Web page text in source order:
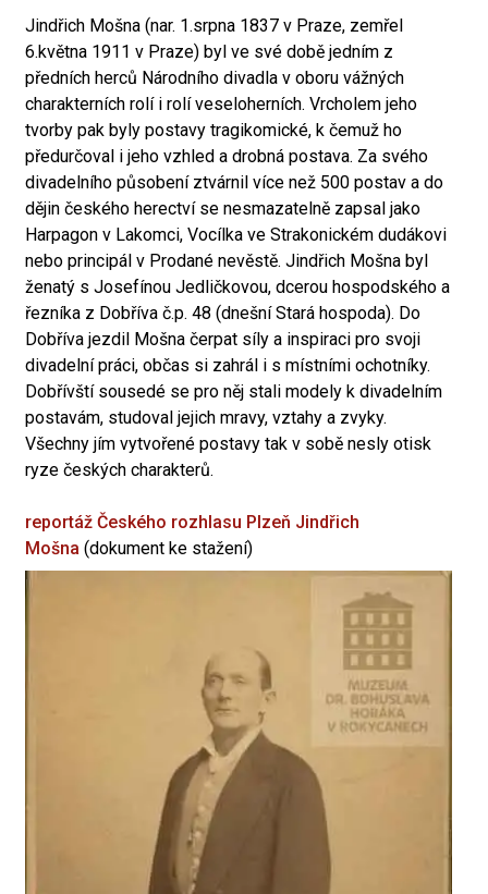
Jindřich Mošna (nar. 1.srpna 1837 v Praze, zemřel
6.května 1911 v Praze) byl ve své době jedním z
předních herců Národního divadla v oboru vážných
charakterních rolí i rolí veseloherních. Vrcholem jeho
tvorby pak byly postavy tragikomické, k čemuž ho
předurčoval i jeho vzhled a drobná postava. Za svého
divadelního působení ztvárnil více než 500 postav a do
dějin českého herectví se nesmazatelně zapsal jako
Harpagon v Lakomci, Vocílka ve Strakonickém dudákovi
nebo principál v Prodané nevěstě. Jindřich Mošna byl
ženatý s Josefínou Jedličkovou, dcerou hospodského a
řezníka z Dobříva č.p. 48 (dnešní Stará hospoda). Do
Dobříva jezdil Mošna čerpat síly a inspiraci pro svoji
divadelní práci, občas si zahrál i s místními ochotníky.
Dobřívští sousedé se pro něj stali modely k divadelním
postavám, studoval jejich mravy, vztahy a zvyky.
Všechny jím vytvořené postavy tak v sobě nesly otisk
ryze českých charakterů.
reportáž Českého rozhlasu Plzeň Jindřich
Mošna (dokument ke stažení)